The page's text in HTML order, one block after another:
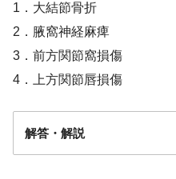
1．大結節骨折
2．腋窩神経麻痺
3．前方関節窩損傷
4．上方関節唇損傷
解答・解説